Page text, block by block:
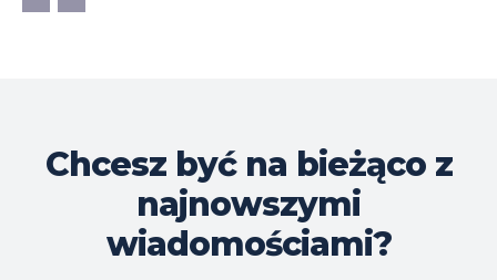
Chcesz być na bieżąco z
najnowszymi
wiadomościami?